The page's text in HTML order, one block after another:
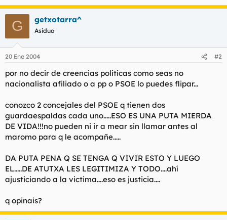
G getxotarra^
Asiduo
20 Ene 2004 #2
por no decir de creencias politicas como seas no
nacionalista afiliado o a pp o PSOE lo puedes flipar...
conozco 2 concejales del PSOE q tienen dos
guardaespaldas cada uno.....ESO ES UNA PUTA MIERDA
DE VIDA!!!no pueden ni ir a mear sin llamar antes al
maromo para q le acompañe.....
DA PUTA PENA Q SE TENGA Q VIVIR ESTO Y LUEGO
EL.....DE ATUTXA LES LEGITIMIZA Y TODO....ahí
ajusticiando a la victima....eso es justicia....
q opinais?